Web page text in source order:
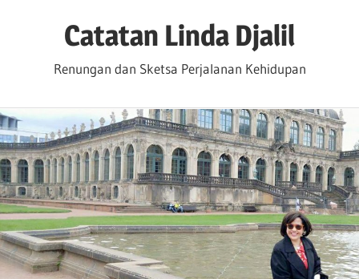
Catatan Linda Djalil
Renungan dan Sketsa Perjalanan Kehidupan